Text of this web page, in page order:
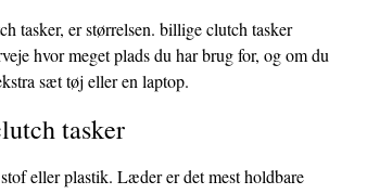
tasker, er størrelsen. billige clutch tasker
hvor meget plads du har brug for, og om du
sæt tøj eller en laptop.
tasker
eller plastik. Læder er det mest holdbare